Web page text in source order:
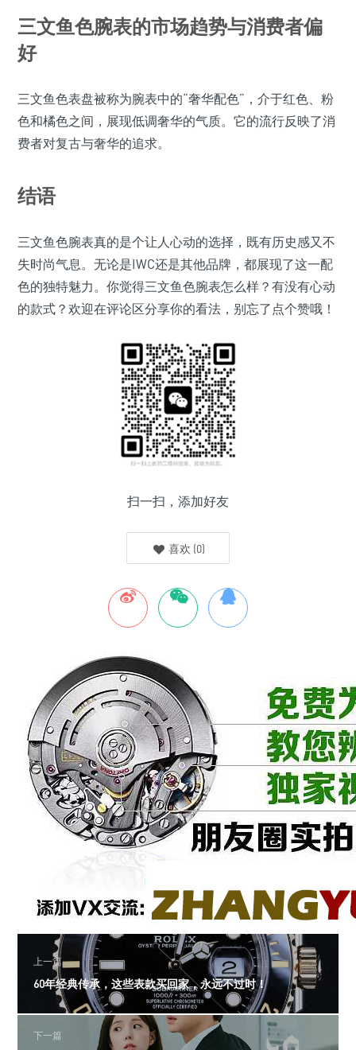
三文鱼色腕表的市场趋势与消费者偏
好
三文鱼色表盘被称为腕表中的“奢华配色”，介于红色、粉
色和橘色之间，展现低调奢华的气质。它的流行反映了消
费者对复古与奢华的追求。
结语
三文鱼色腕表真的是个让人心动的选择，既有历史感又不
失时尚气息。无论是IWC还是其他品牌，都展现了这一配
色的独特魅力。你觉得三文鱼色腕表怎么样？有没有心动
的款式？欢迎在评论区分享你的看法，别忘了点个赞哦！
扫一扫，添加好友
喜欢 (0)
上一篇
60年经典传承，这些表款买回家，永远不过时！
下一篇